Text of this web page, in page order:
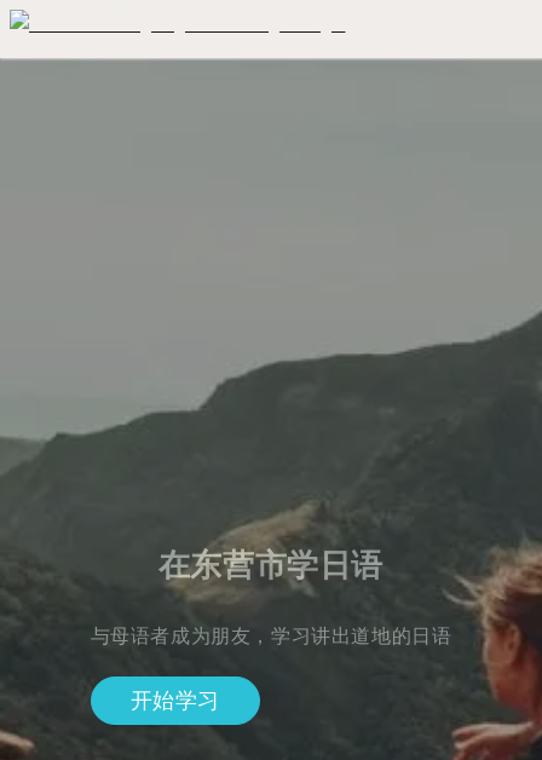
在东营市学日语
与母语者成为朋友，学习讲出道地的日语
开始学习